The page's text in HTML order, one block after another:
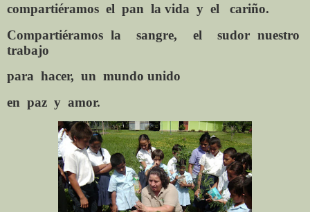
compartiéramos el pan la vida y el
cariño.
Compartiéramos la
sangre, el
sudor nuestro
trabajo
para hacer, un mundo unido
en paz y amor.